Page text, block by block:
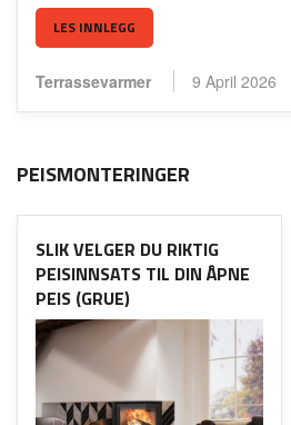
LES INNLEGG
Terrassevarmer 9 April 2026
PEISMONTERINGER
SLIK VELGER DU RIKTIG
PEISINNSATS TIL DIN ÅPNE
PEIS (GRUE)